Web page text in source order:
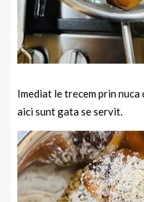
Imediat le trecem prin nuca
aici sunt gata se servit.